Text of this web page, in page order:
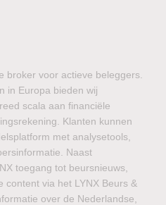
broker voor actieve beleggers.
in Europa bieden wij
scala aan financiële
Klanten kunnen
met analysetools,
Naast
toegang tot beursnieuws,
content via het LYNX Beurs &
over de Nederlandse,